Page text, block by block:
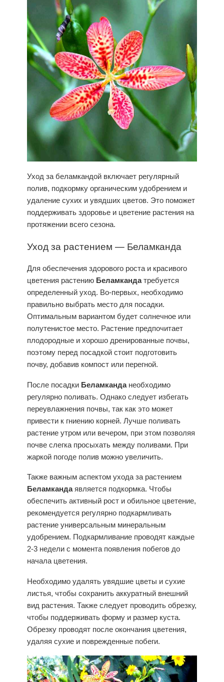
Уход за беламкандой включает регулярный
полив, подкормку органическим удобрением и
удаление сухих и увядших цветов. Это поможет
поддерживать здоровье и цветение растения на
протяжении всего сезона.
Уходза растением — Беламканда
Для обеспечения здорового роста и красивого
цветения растению Беламкандатребуется
определенный уход. Во-первых, необходимо
правильно выбрать место для посадки.
Оптимальным вариантом будет солнечное или
полутенистое место. Растение предпочитает
плодородные и хорошо дренированные почвы,
поэтому перед посадкой стоит подготовить
почву, добавив компост или перегной.
После посадки Беламканданеобходимо
регулярно поливать. Однако следует избегать
переувлажнения почвы, так как это может
привести к гниению корней. Лучше поливать
растение утром или вечером, при этом позволяя
почве слегка просыхать между поливами. При
жаркой погоде полив можно увеличить.
Также важным аспектом ухода за растением
Беламкандаявляется подкормка. Чтобы
обеспечить активный рост и обильное цветение,
рекомендуется регулярно подкармливать
растение универсальным минеральным
удобрением. Подкармливание проводят каждые
2-3 недели с момента появления побегов до
начала цветения.
Необходимо удалять увядшие цветы и сухие
листья, чтобы сохранить аккуратный внешний
вид растения. Также следует проводить обрезку,
чтобы поддерживать форму и размер куста.
Обрезку проводят после окончания цветения,
удаляя сухие и поврежденные побеги.